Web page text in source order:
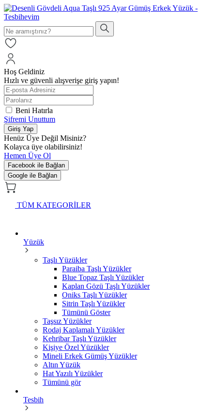
Hoş Geldiniz
Hızlı ve güvenli alışverişe giriş yapın!
Beni Hatırla
Şifremi Unuttum
Giriş Yap
Henüz Üye Değil Misiniz?
Kolayca üye olabilirsiniz!
Hemen Üye Ol
Facebook ile Bağlan
Google ile Bağlan
TÜM KATEGORİLER
Yüzük
Taşlı Yüzükler
Paraiba Taşlı Yüzükler
Blue Topaz Taşlı Yüzükler
Kaplan Gözü Taşlı Yüzükler
Oniks Taşlı Yüzükler
Sitrin Taşlı Yüzükler
Tümünü Göster
Taşsız Yüzükler
Rodaj Kaplamalı Yüzükler
Kehribar Taşlı Yüzükler
Kişiye Özel Yüzükler
Mineli Erkek Gümüş Yüzükler
Altın Yüzük
Hat Yazılı Yüzükler
Tümünü gör
Tesbih